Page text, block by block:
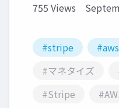
755 Views
#stripe #aws
#マネタイズ
#Stripe